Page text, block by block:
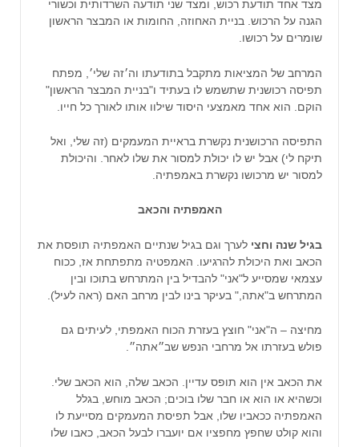
מצד אחד תודעת רכוש, ומצד שני תודעה השרדותית וכשורי
הגנה על הרכוש. בניית האחוזה, החומות או המבצר הראשון
שומרים על רכושו.
המרחב של המציאות מתקבל בתודעתו וה׳זה שלי׳, מפתח
תפיסה רכושנית שתשמש לו בעתיד ו"בניית המבצר הראשון"
הוקם. הוא אחד מאמצעי היסוד שילוו אותו לאורך כל חייו.
התפיסה הרכושנית נקשרת בראיית המעמקים (זה שלי, ואל
תיקח לי) אבל יש לו יכולת למסור את שלו לאחר. והיכולת
למסור יש מרכושו נקשרת באמפתיה.
האמפתיה והכאב
בגיל שנה וחצי לערך וגם בגיל שנתיים האמפתיה תופסת את
הכאב ואת היכולת להרגיעו. האמפטיה מתפתחת אז, ככוח
עצמאי שמסייע ל"אני" להבדיל בין המתרחש בתוכו ובין
המתרחש ב"אתה," בעיקר בינו לבין מרחב האם (ראה לעיל).
מחיצה – ה"אני" חוצץ בעזרת הכוח האמפתי, לעיתים גם
פולש בעזרתו אל מרחבי הנפש שב״אתה״.
את הכאב אין הוא תופס עדיין. הכאב שלה, הוא הכאב שלי.
וכשהיא או הוא או חבר שלו בוכים; הכאב מוחש, בגלל
האמפתיה ככאביו שלו, אבל תפיסת המעמקים מסייעת לו
והוא קולט שחפץ מחפציו אם יועברו לבעל הכאב, כאבו שלו